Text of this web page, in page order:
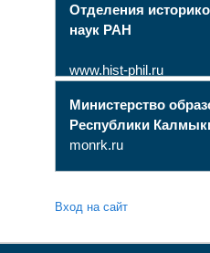
Отделения
наук РАН
www.hist-phil.ru
Министерство
Республики
monrk.ru
Вход на сайт